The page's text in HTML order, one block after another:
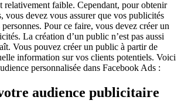
relativement faible. Cependant, pour obtenir
vous devez vous assurer que vos publicités
Pour ce faire, vous devez créer un
La création d’un public n’est pas aussi
Vous pouvez créer un public à partir de
information sur vos clients potentiels. Voici
personnalisée dans Facebook Ads :
audience publicitaire